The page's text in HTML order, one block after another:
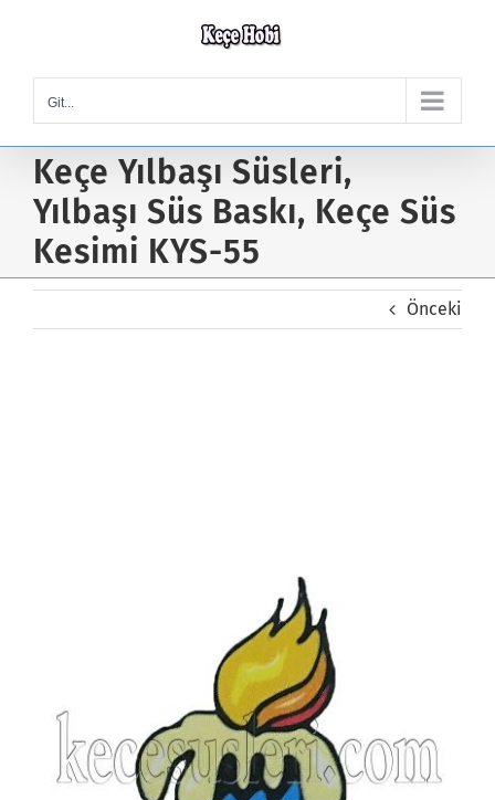
content
Git...
Keçe Yılbaşı Süsleri,
Yılbaşı Süs Baskı, Keçe Süs
Kesimi KYS-55
Önceki